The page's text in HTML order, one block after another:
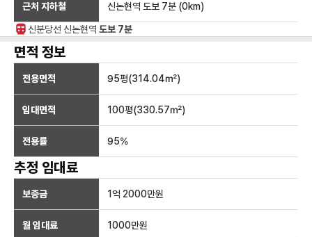
근처 지하철 신논현역 도보 7분 (0km)
신분당선 신논현역 도보 7분
면적 정보
전용면적 95평(314.04㎡)
임대면적 100평(330.57㎡)
전용률 95%
추정 임대료
보증금 1억 2000만원
월 임대료 1000만원